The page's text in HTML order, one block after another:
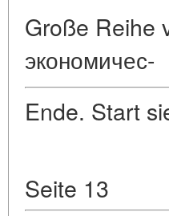
Große Reihe
экономичес-
Ende. Start
Seite 13